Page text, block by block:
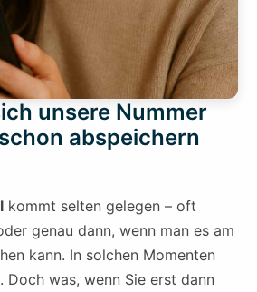
unsere Nummer
abspeichern
kommt selten gelegen – oft
genau dann, wenn man es am
kann. In solchen Momenten
Doch was, wenn Sie erst dann